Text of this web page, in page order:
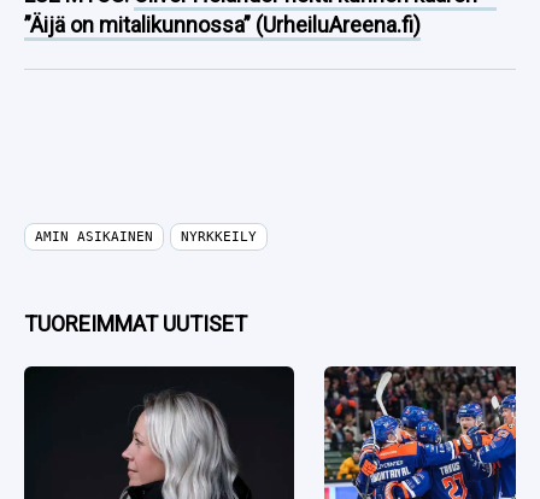
”Äijä on mitalikunnossa” (UrheiluAreena.fi)
AMIN ASIKAINEN NYRKKEILY
TUOREIMMAT UUTISET